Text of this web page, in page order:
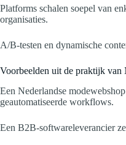
Platforms schalen soepel van
organisaties.
A/B-testen en dynamische
Voorbeelden uit de praktijk van
Een Nederlandse
geautomatiseerde workflows.
Een B2B-softwareleverancier